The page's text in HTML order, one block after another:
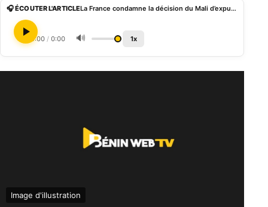
🎧 ÉCOUTER L'ARTICLE La France condamne la décision du Mali d’expulser le chef de la Division des droits de l’homme
0:00 / 0:00 🔊 1x
Image d'illustration